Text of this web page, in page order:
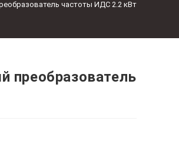
частоты ИДС 2.2 кВт
преобразователь